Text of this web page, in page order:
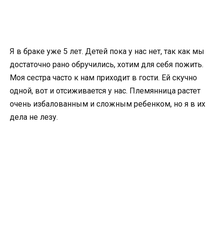
Я в браке уже 5 лет. Детей пока у нас нет, так как мы
достаточно рано обручились, хотим для себя пожить.
Моя сестра часто к нам приходит в гости. Ей скучно
одной, вот и отсиживается у нас. Племянница растет
очень избалованным и сложным ребенком, но я в их
дела не лезу.